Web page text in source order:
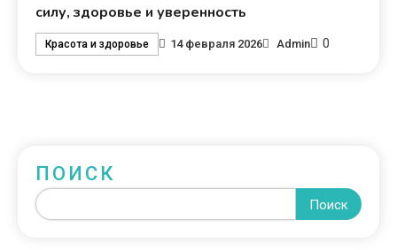
силу, здоровье и уверенность
Красота и здоровье 14 февраля 2026 Admin 0
ПОИСК
Поиск